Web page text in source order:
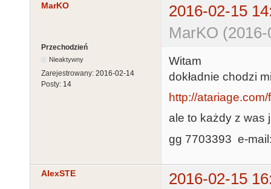
MarKO
2016-02-15
MarKO
Przechodzień
Nieaktywny
Zarejestrowany: 2016-02-14
Posty: 14
Witam
dokładnie chodzi
http://
ale to każdy z was
gg 7703393 e-
AlexSTE 2016-02-15